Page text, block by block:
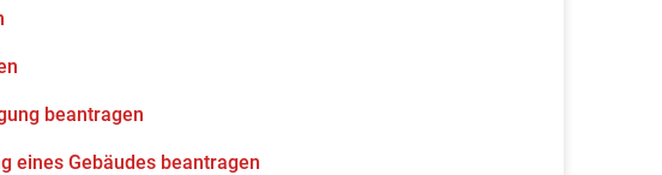
beantragen
eines Gebäudes beantragen